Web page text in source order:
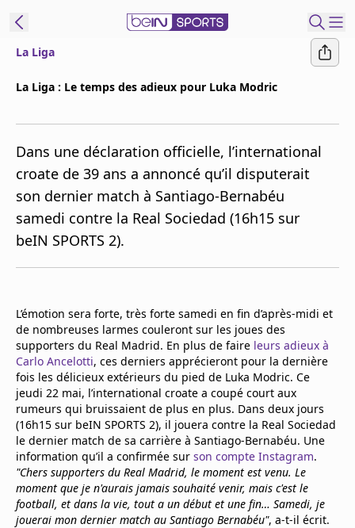
Replays
Podcasts
En Direct
Gérer les
notifications
Grille TV
beINSPIRED
CGU
Mentions légales
Cookies
Protection des données
Paramétrer mon consentement
La Liga
La Liga : Le temps des adieux pour Luka Modric
Dans une déclaration officielle, l’international
croate de 39 ans a annoncé qu’il disputerait
son dernier match à Santiago-Bernabéu
samedi contre la Real Sociedad (16h15 sur
beIN SPORTS 2).
L’émotion sera forte, très forte samedi en fin d’après-midi et
de nombreuses larmes couleront sur les joues des
supporters du Real Madrid. En plus de faire leurs adieux à
Carlo Ancelotti, ces derniers apprécieront pour la dernière
fois les délicieux extérieurs du pied de Luka Modric. Ce
jeudi 22 mai, l’international croate a coupé court aux
rumeurs qui bruissaient de plus en plus. Dans deux jours
(16h15 sur beIN SPORTS 2), il jouera contre la Real Sociedad
le dernier match de sa carrière à Santiago-Bernabéu. Une
information qu’il a confirmée sur son compte Instagram.
"Chers supporters du Real Madrid, le moment est venu. Le
moment que je n'aurais jamais souhaité venir, mais c'est le
football, et dans la vie, tout a un début et une fin… Samedi, je
jouerai mon dernier match au Santiago Bernabéu", a-t-il écrit.